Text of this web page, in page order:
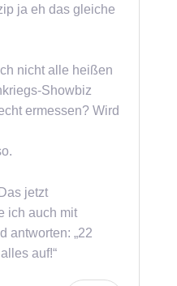
ja eh das gleiche
nicht alle heißen
Showbiz
ermessen? Wird
jetzt
ich auch mit
antworten: „22
auf!“